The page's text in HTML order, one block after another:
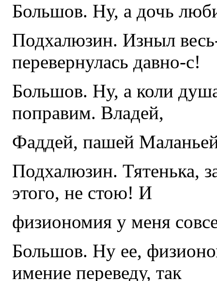
Большов. Ну, а дочь
Подхалюзин. Изныл
перевернулась давно-с!
Большов. Ну, а коли
поправим. Владей,
Фаддей, пашей
Подхалюзин. Тятенька,
этого, не стою! И
физиономия у меня
Большов. Ну ее,
имение переведу, так